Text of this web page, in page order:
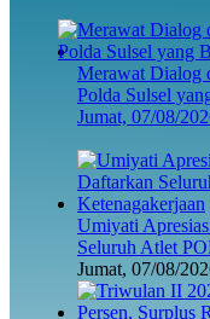
Merawat Dialog
Polda Sulsel
Jumat, 07/08/
Umiyati
Seluruh Atlet
Jumat, 07/08/